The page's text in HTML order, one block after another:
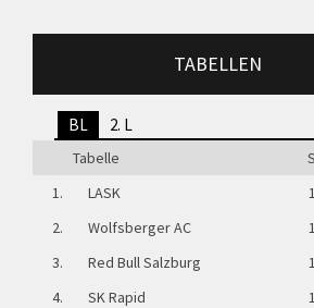
TABELLEN
BL 2. L
Tabelle S
1.
LASK 1
2.
Wolfsberger AC 1
3.
Red Bull Salzburg 1
4.
SK Rapid 1